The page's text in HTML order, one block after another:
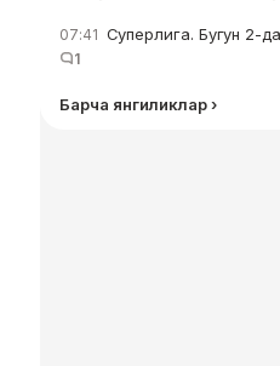
07:41 Суперлига. Бугун 2-
1
Барча янгиликлар ›